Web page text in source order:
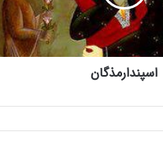
اسپندارمذگان